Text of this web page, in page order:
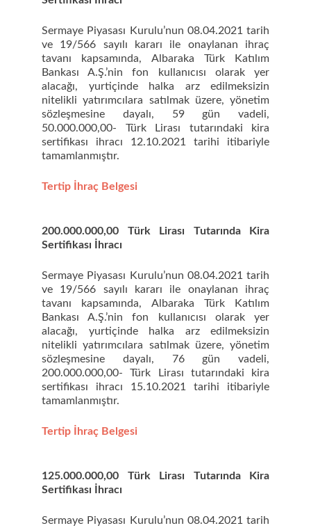
Sermaye Piyasası Kurulu’nun 08.04.2021 tarih
ve 19/566 sayılı kararı ile onaylanan ihraç
tavanı kapsamında, Albaraka Türk Katılım
Bankası A.Ş.’nin fon kullanıcısı olarak yer
alacağı, yurtiçinde halka arz edilmeksizin
nitelikli yatırımcılara satılmak üzere, yönetim
sözleşmesine dayalı, 59 gün vadeli,
50.000.000,00- Türk Lirası tutarındaki kira
sertifikası ihracı 12.10.2021 tarihi itibariyle
tamamlanmıştır.
Tertip İhraç Belgesi
200.000.000,00 Türk Lirası Tutarında Kira
Sertifikası İhracı
Sermaye Piyasası Kurulu’nun 08.04.2021 tarih
ve 19/566 sayılı kararı ile onaylanan ihraç
tavanı kapsamında, Albaraka Türk Katılım
Bankası A.Ş.’nin fon kullanıcısı olarak yer
alacağı, yurtiçinde halka arz edilmeksizin
nitelikli yatırımcılara satılmak üzere, yönetim
sözleşmesine dayalı, 76 gün vadeli,
200.000.000,00- Türk Lirası tutarındaki kira
sertifikası ihracı 15.10.2021 tarihi itibariyle
tamamlanmıştır.
Tertip İhraç Belgesi
125.000.000,00 Türk Lirası Tutarında Kira
Sertifikası İhracı
Sermaye Piyasası Kurulu’nun 08.04.2021 tarih